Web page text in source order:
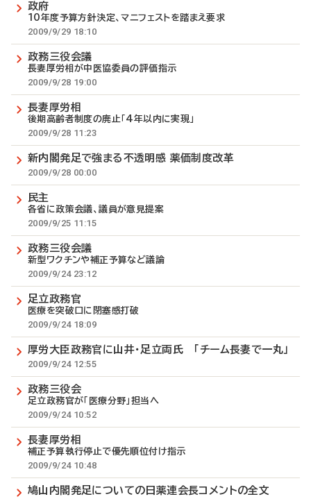
政府
10年度予算方針決定、マニフェストを踏まえ要求
2009/9/29 18:10
政務三役会議
長妻厚労相が中医協委員の評価指示
2009/9/28 19:00
長妻厚労相
後期高齢者制度の廃止「4年以内に実現」
2009/9/28 11:23
新内閣発足で強まる不透明感 薬価制度改革
2009/9/28 00:00
民主
各省に政策会議、議員が意見提案
2009/9/25 11:15
政務三役会議
新型ワクチンや補正予算など議論
2009/9/24 23:12
足立政務官
医療を突破口に閉塞感打破
2009/9/24 18:09
厚労大臣政務官に山井・足立両氏 「チーム長妻で一丸」
2009/9/24 12:55
政務三役会
足立政務官が「医療分野」担当へ
2009/9/24 10:52
長妻厚労相
補正予算執行停止で優先順位付け指示
2009/9/24 10:48
鳩山内閣発足についての日薬連会長コメントの全文